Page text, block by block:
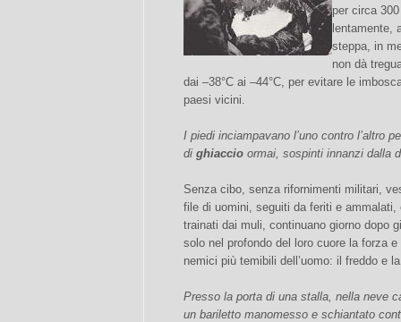
per circa
lentamente,
steppa, in
non dà
dai –38°C ai –44°C, per evitare le
paesi vicini.
I piedi inciampavano l’uno contro l’altro
di ghiaccio ormai, sospinti innanzi dalla
Senza cibo, senza rifornimenti militari,
file di uomini, seguiti da feriti e
trainati dai muli, continuano giorno dopo
solo nel profondo del loro cuore la forza
nemici più temibili dell’uomo: il freddo e
Presso la porta di una stalla, nella neve
un bariletto manomesso e schiantato